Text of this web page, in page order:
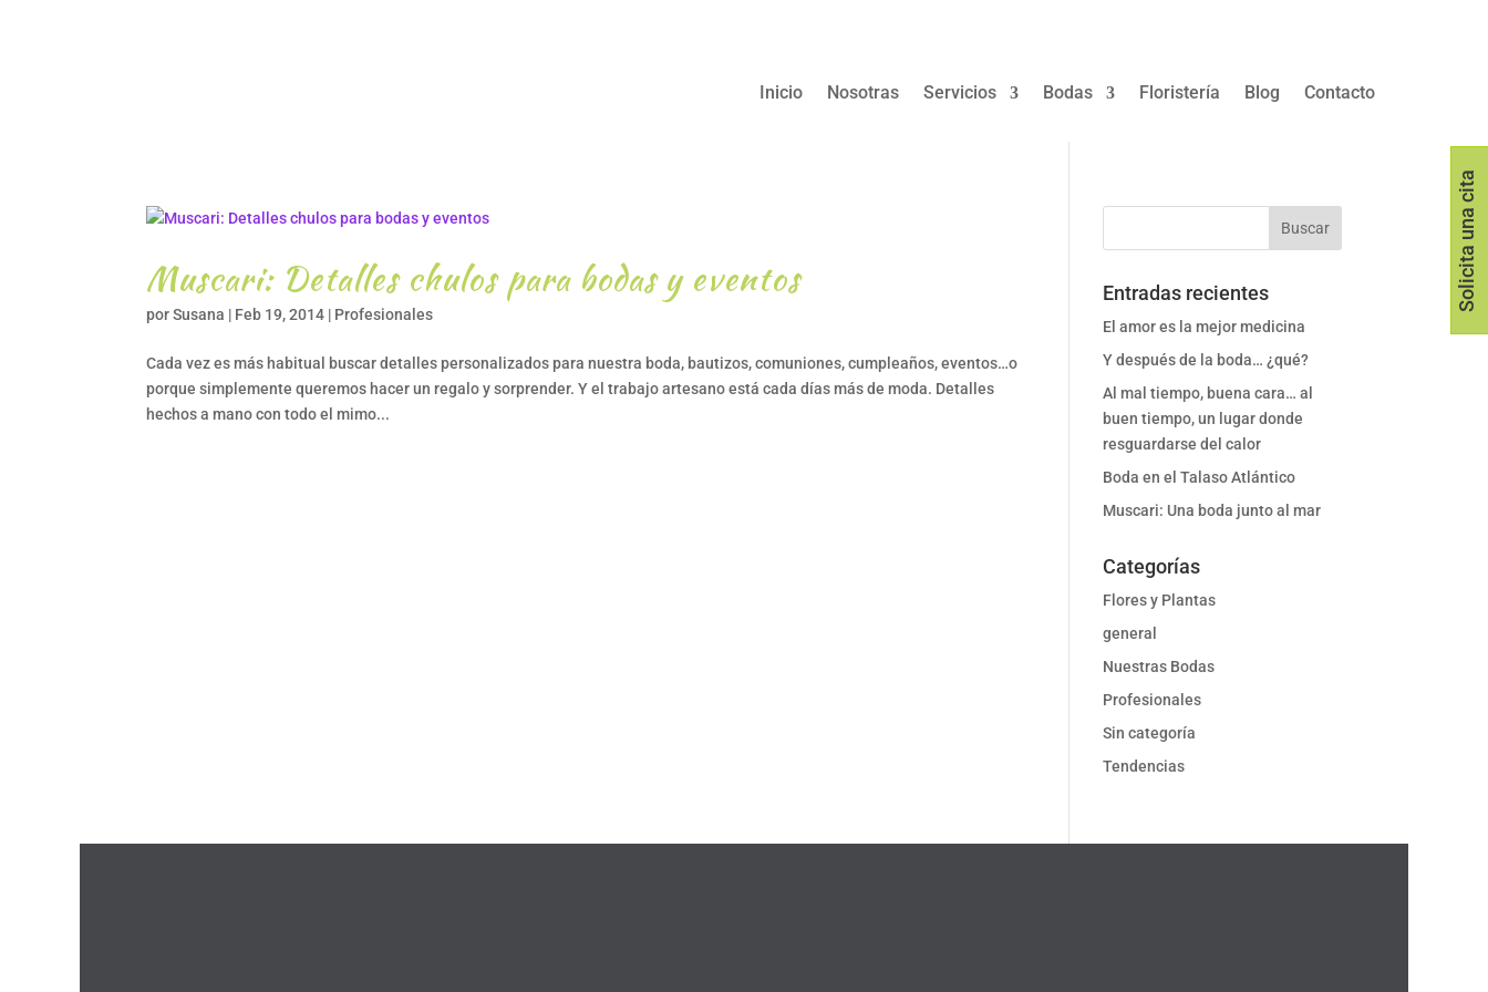
Inicio Nosotras Servicios Bodas Floristería Blog Contacto
Muscari: Detalles chulos para bodas y eventos
porSusana | Feb 19, 2014 | Profesionales
Cada vez es más habitual buscar detalles personalizados para nuestra boda, bautizos, comuniones, cumpleaños, eventos…o
porque simplemente queremos hacer un regalo y sorprender. Y el trabajo artesano está cada días más de moda. Detalles
hechos a mano con todo el mimo...
Entradas recientes
El amor es la mejor medicina
Y después de la boda… ¿qué?
Al mal tiempo, buena cara… al
buen tiempo, un lugar donde
resguardarse del calor
Boda en el Talaso Atlántico
Muscari: Una boda junto al mar
Categorías
Flores y Plantas
general
Nuestras Bodas
Profesionales
Sin categoría
Tendencias
Solicita una cita